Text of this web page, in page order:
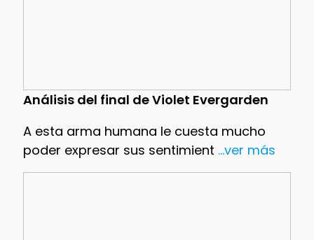
Análisis del final de Violet Evergarden
A esta arma humana le cuesta mucho
poder expresar sus sentimient ...ver más